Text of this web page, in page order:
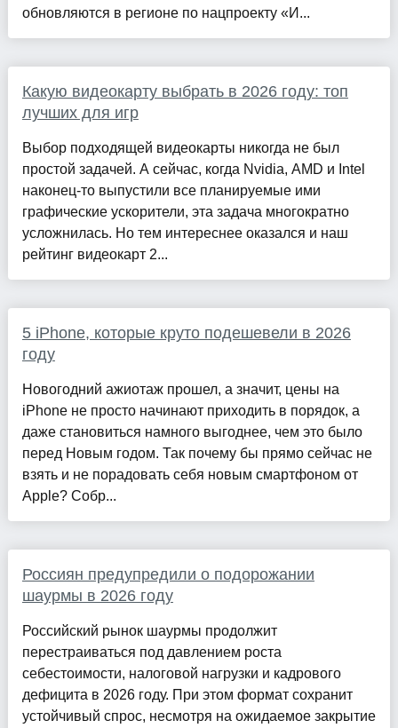
обновляются в регионе по нацпроекту «И...
Какую видеокарту выбрать в 2026 году: топ
лучших для игр
Выбор подходящей видеокарты никогда не был
простой задачей. А сейчас, когда Nvidia, AMD и Intel
наконец-то выпустили все планируемые ими
графические ускорители, эта задача многократно
усложнилась. Но тем интереснее оказался и наш
рейтинг видеокарт 2...
5 iPhone, которые круто подешевели в 2026
году
Новогодний ажиотаж прошел, а значит, цены на
iPhone не просто начинают приходить в порядок, а
даже становиться намного выгоднее, чем это было
перед Новым годом. Так почему бы прямо сейчас не
взять и не порадовать себя новым смартфоном от
Apple? Собр...
Россиян предупредили о подорожании
шаурмы в 2026 году
Российский рынок шаурмы продолжит
перестраиваться под давлением роста
себестоимости, налоговой нагрузки и кадрового
дефицита в 2026 году. При этом формат сохранит
устойчивый спрос, несмотря на ожидаемое закрытие